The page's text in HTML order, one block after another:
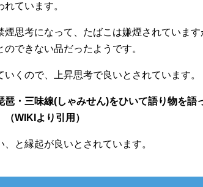
ています。
思考になって、たばこは嫌煙されています
できない品だったようです。
くので、上昇思考で良いとされています。
・三味線(しゃみせん)をひいて語り物を語
WIKIより引用）
と縁起が良いとされています。